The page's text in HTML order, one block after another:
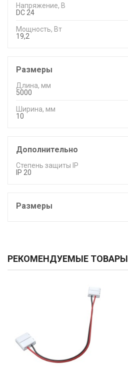
Напряжение, В
DC 24
Мощность, Вт
19,2
Размеры
Длина, мм
5000
Ширина, мм
10
Дополнительно
Степень защиты IP
IP 20
Размеры
РЕКОМЕНДУЕМЫЕ ТОВАРЫ